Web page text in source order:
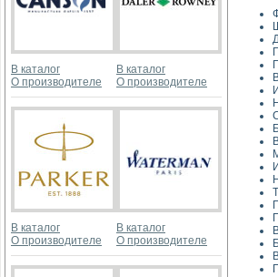
В каталог
О производителе
В каталог
О производителе
В каталог
О производителе
В каталог
О производителе